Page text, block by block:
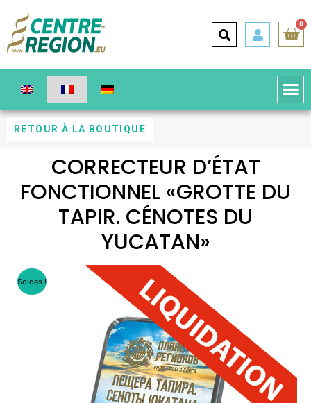
0
RETOUR À LA BOUTIQUE
CORRECTEUR D’ÉTAT
FONCTIONNEL «GROTTE DU
TAPIR. CÉNOTES DU
YUCATAN»
Soldes !